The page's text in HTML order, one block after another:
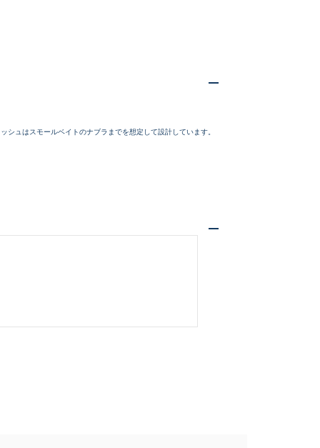
目立つ傷が多
ュはスモールベイトのナブラまでを想定して設計しています。